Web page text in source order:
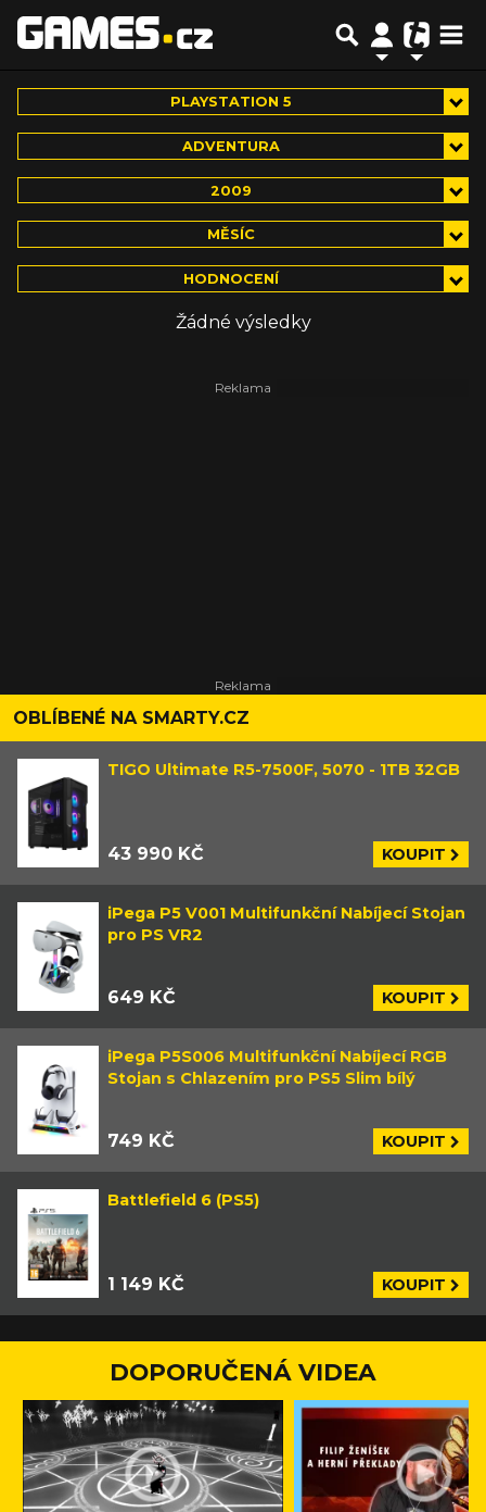
PLAYSTATION 5
ADVENTURA
2009
MĚSÍC
HODNOCENÍ
Žádné výsledky
OBLÍBENÉ NA SMARTY.CZ
TIGO Ultimate R5-7500F, 5070 - 1TB 32GB
43 990 KČ KOUPIT
iPega P5 V001 Multifunkční Nabíjecí Stojan
pro PS VR2
649 KČ KOUPIT
iPega P5S006 Multifunkční Nabíjecí RGB
Stojan s Chlazením pro PS5 Slim bílý
749 KČ KOUPIT
Battlefield 6 (PS5)
1 149 KČ KOUPIT
DOPORUČENÁ VIDEA